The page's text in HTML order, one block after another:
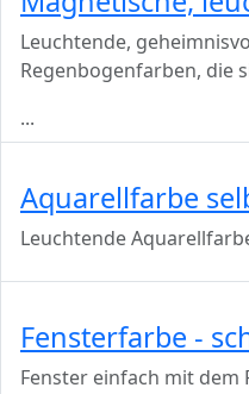
Leuchtende,
Regenbogenfarben, die
...
Aquarellfarbe
Leuchtende
Fensterfarbe -
Fenster einfach mit dem